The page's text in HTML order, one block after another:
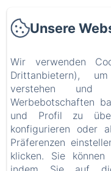
EN
Unsere
Wir verwenden
Drittanbietern),
verstehen
Werbebotschaften
und Profil zu
konfigurieren oder
Präferenzen
klicken. Sie